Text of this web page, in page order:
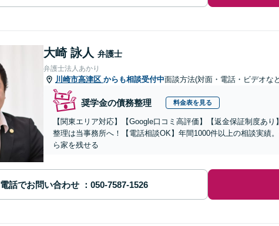
大崎 詠人 弁護士
弁護士法人あかり
川崎市高津区 からも相談受付中面談方法(対面・電話・ビデオな
奨学金の債務整理 料金表を見る
【関東エリア対応】【Google口コミ高評価】【返金保証制度あ
整理は当事務所へ！【電話相談OK】年間1000件以上の相談実績
ら家を残せる
電話でお問い合わせ